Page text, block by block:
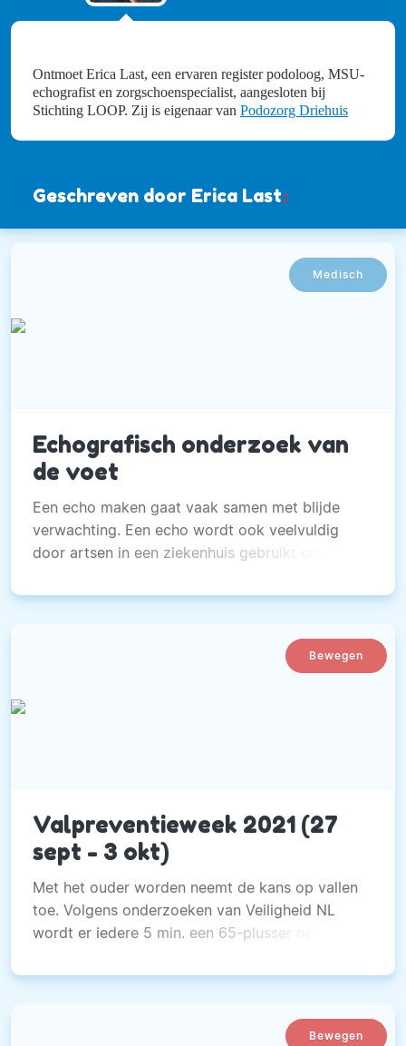
Ontmoet Erica Last, een ervaren register podoloog, MSU-
echografist en zorgschoenspecialist, aangesloten bij
Stichting LOOP. Zij is eigenaar van Podozorg Driehuis
Geschreven door Erica Last:
Medisch
Echografisch onderzoek van
de voet
Een echo maken gaat vaak samen met blijde
verwachting. Een echo wordt ook veelvuldig
door artsen in een ziekenhuis gebruikt om bv de
Bewegen
Valpreventieweek 2021 (27
sept - 3 okt)
Met het ouder worden neemt de kans op vallen
toe. Volgens onderzoeken van Veiligheid NL
wordt er iedere 5 min. een 65-plusser op de
Bewegen